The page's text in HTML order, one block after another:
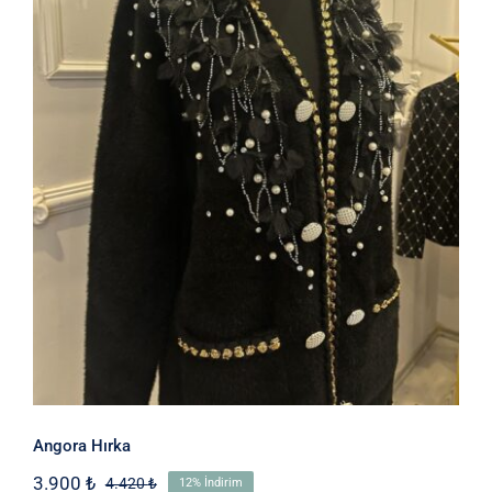
Angora Hırka
Angora Hırka
4.420₺
3.900 ₺ 12% İndirim